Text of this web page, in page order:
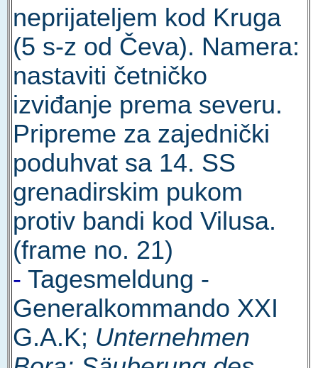
neprijateljem kod Kruga
(5 s-z od Čeva). Namera:
nastaviti četničko
izviđanje prema severu.
Pripreme za zajednički
poduhvat sa 14. SS
grenadirskim pukom
protiv bandi kod Vilusa.
(frame no. 21)
- Tagesmeldung -
Generalkommando XXI
G.A.K; Unternehmen